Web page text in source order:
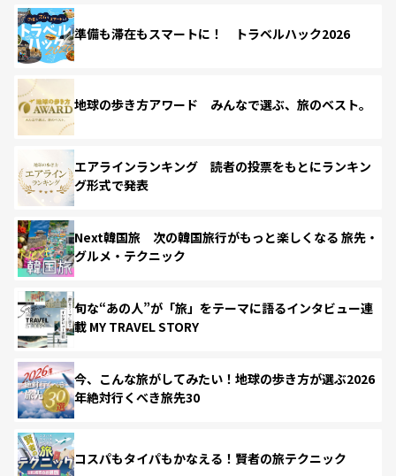
準備も滞在もスマートに！ トラベルハック2026
地球の歩き方アワード みんなで選ぶ、旅のベスト。
エアラインランキング 読者の投票をもとにランキン
グ形式で発表
Next韓国旅 次の韓国旅行がもっと楽しくなる 旅先・
グルメ・テクニック
旬な“あの人”が「旅」をテーマに語るインタビュー連
載 MY TRAVEL STORY
今、こんな旅がしてみたい！地球の歩き方が選ぶ2026
年絶対行くべき旅先30
コスパもタイパもかなえる！賢者の旅テクニック